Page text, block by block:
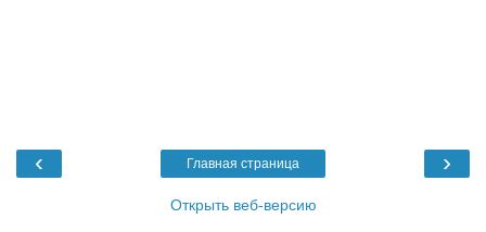
‹ ›
Главная страница
Открыть веб-версию